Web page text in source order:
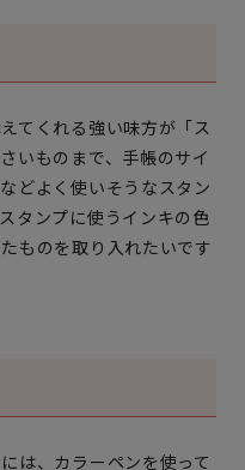
てくれる強い味方が「ス
いものまで、手帳のサイ
どよく使いそうなスタン
タンプに使うインキの色
ものを取り入れたいです
は、カラーペンを使って